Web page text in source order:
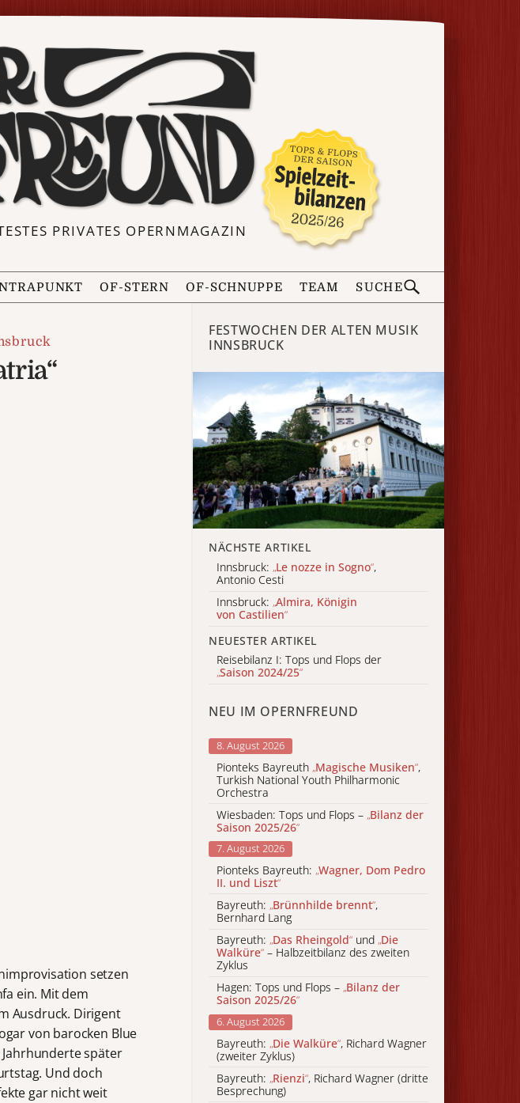
PRIVATES OPERNMAGAZIN
OF-STERN OF-SCHNUPPE TEAM SUCHE
setzen
ein. Mit dem
Ausdruck. Dirigent
von barocken Blue
später
Und doch
gar nicht weit
FESTWOCHEN DER ALTEN MUSIK
INNSBRUCK
NÄCHSTE ARTIKEL
Innsbruck: „Le nozze in Sogno“,
Antonio Cesti
Innsbruck: „Almira, Königin
von Castilien“
NEUESTER ARTIKEL
Reisebilanz I: Tops und Flops der
„Saison 2024/25“
NEU IM OPERNFREUND
8. August 2026
Pionteks Bayreuth „Magische Musiken“,
Turkish National Youth Philharmonic
Orchestra
Wiesbaden: Tops und Flops – „Bilanz der
Saison 2025/26“
7. August 2026
Pionteks Bayreuth: „Wagner, Dom Pedro
II. und Liszt“
Bayreuth: „Brünnhilde brennt“,
Bernhard Lang
Bayreuth: „Das Rheingold“ und „Die
Walküre“ – Halbzeitbilanz des zweiten
Zyklus
Hagen: Tops und Flops – „Bilanz der
Saison 2025/26“
6. August 2026
Bayreuth: „Die Walküre“, Richard Wagner
(zweiter Zyklus)
Bayreuth: „Rienzi“, Richard Wagner (dritte
Besprechung)